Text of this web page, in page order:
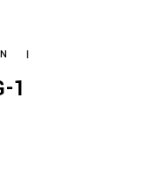
1